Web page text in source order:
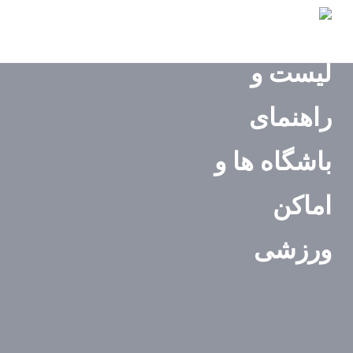
صفحه
استان‌ها
باشگاه‌ها
ایونت‌ها
مجله
ورزشی